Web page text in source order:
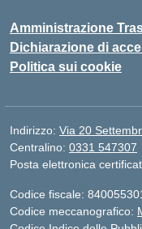
Amministrazione
Dichiarazione di
Politica sui cookie
Indirizzo: Via 20
Centralino: 0331 547307
Posta elettronica
Codice fiscale:
Codice meccanografico: